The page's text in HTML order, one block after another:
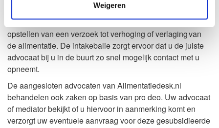
Weigeren
Landelijke Alimentatiedesk voor het opstellen of wijzigen
van uw overeenkomst voor kinderalimentatie of voor het
opstellen van een verzoek tot verhoging of verlaging van
de alimentatie. De intakebalie zorgt ervoor dat u de juiste
advocaat bij u in de buurt zo snel mogelijk contact met u
opneemt.
De aangesloten advocaten van Alimentatiedesk.nl
behandelen ook zaken op basis van pro deo. Uw advocaat
of mediator bekijkt of u hiervoor in aanmerking komt en
verzorgt uw eventuele aanvraag voor deze gesubsidieerde